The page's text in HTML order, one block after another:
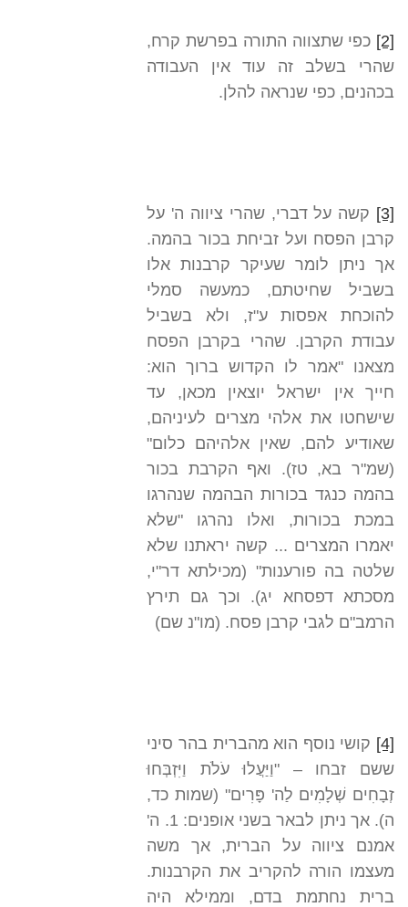
[2] כפי שתצווה התורה בפרשת קרח,
שהרי בשלב זה עוד אין העבודה
בכהנים, כפי שנראה להלן.
[3] קשה על דברי, שהרי ציווה ה' על
קרבן הפסח ועל זביחת בכור בהמה.
אך ניתן לומר שעיקר קרבנות אלו
בשביל שחיטתם, כמעשה סמלי
להוכחת אפסות ע"ז, ולא בשביל
עבודת הקרבן. שהרי בקרבן הפסח
מצאנו "אמר לו הקדוש ברוך הוא:
חייך אין ישראל יוצאין מכאן, עד
שישחטו את אלהי מצרים לעיניהם,
שאודיע להם, שאין אלהיהם כלום"
(שמ"ר בא, טז). ואף הקרבת בכור
בהמה כנגד בכורות הבהמה שנהרגו
במכת בכורות, ואלו נהרגו "שלא
יאמרו המצרים ... קשה יראתנו שלא
שלטה בה פורענות" (מכילתא דר"י,
מסכתא דפסחא יג). וכך גם תירץ
הרמב"ם לגבי קרבן פסח. (מו"נ שם)
[4] קושי נוסף הוא מהברית בהר סיני
ששם זבחו – "וַיַּעֲלוּ עֹלֹת וַיִּזְבְּחוּ
זְבָחִים שְׁלָמִים לַה' פָּרִים" (שמות כד,
ה). אך ניתן לבאר בשני אופנים: 1. ה'
אמנם ציווה על הברית, אך משה
מעצמו הורה להקריב את הקרבנות.
ברית נחתמת בדם, וממילא היה